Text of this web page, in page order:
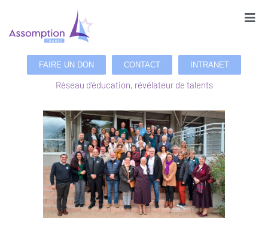
FAIRE UN DON CONTACT INTRANET
Réseau d’éducation, révélateur de talents